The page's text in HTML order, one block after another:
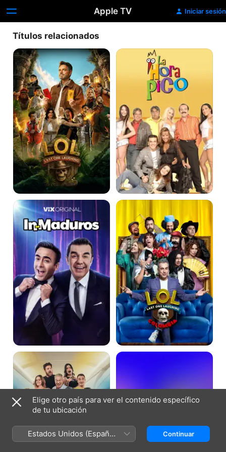
Apple TV Iniciar sesión
Títulos relacionados
LOL:
Last
One
Laughing
La
InMaduros
Show
LOL:
Laughing
Colombia
LOL:
Last
One
Laughing
Argentina
LOL:
PIERDE
Elige otro país para ver el contenido específico
de tu ubicación
Estados Unidos (Español
México)
Continuar